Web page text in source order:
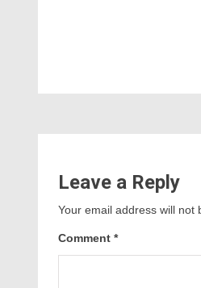
Leave a Reply
Your email address will not
Comment *